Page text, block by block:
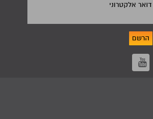
דואר אלקטרוני
הרשם